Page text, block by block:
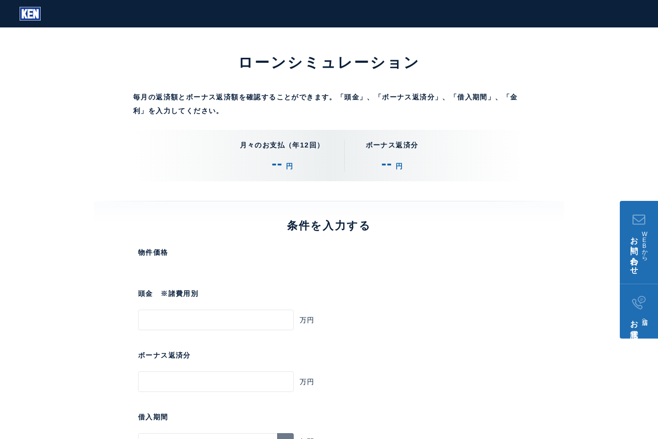
ローンシミュレーション
毎月の返済額とボーナス返済額を確認することができます。「頭金」、「ボーナス返済分」、「借入期間」、「金
利」を入力してください。
月々のお支払（年12回）
-- 円
ボーナス返済分
-- 円
条件を入力する
物件価格
頭金 ※諸費用別
万円
ボーナス返済分
万円
借入期間
W
E
B
か
ら
お問い合わせ
店舗へ
お電話​